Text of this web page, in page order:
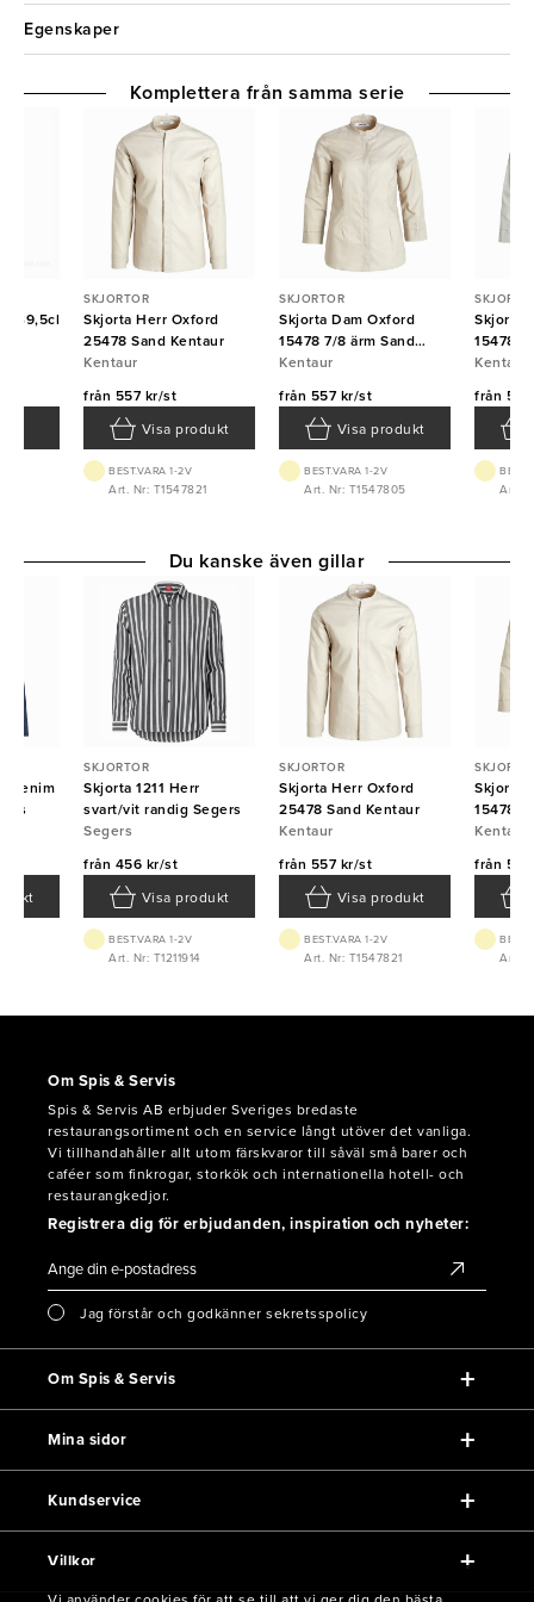
Egenskaper
39,5cl
SKJORTOR
Skjorta Herr Oxford
25478 Sand Kentaur
Kentaur
från 557 kr/st
Visa produkt
BEST.VARA 1-2V
Art. Nr: T1547821
SKJORTOR
Skjorta Dam Oxford
15478 7/8 ärm Sand
Kentaur
Kentaur
från 557 kr/st
Visa produkt
BEST.VARA 1-2V
Art. Nr: T1547805
Skjorta
15478
Kentaur
Kentaur
från
Art.
Komplettera från samma serie
Denim
SKJORTOR
Skjorta 1211 Herr
svart/vit randig Segers
Segers
från 456 kr/st
Visa produkt
BEST.VARA 1-2V
Art. Nr: T1211914
SKJORTOR
Skjorta Herr Oxford
25478 Sand Kentaur
Kentaur
från 557 kr/st
Visa produkt
BEST.VARA 1-2V
Art. Nr: T1547821
Skjorta
15478
Kentaur
Kentaur
från
Art.
Du kanske även gillar
Om Spis & Servis
Spis & Servis AB erbjuder Sveriges bredaste
restaurangsortiment och en service långt utöver det vanliga.
Vi tillhandahåller allt utom färskvaror till såväl små barer och
caféer som finkrogar, storkök och internationella hotell- och
restaurangkedjor.
Registrera dig för erbjudanden, inspiration och nyheter:
Jag förstår och godkänner sekretsspolicy
Om Spis & Servis
Mina sidor
Kundservice
Villkor